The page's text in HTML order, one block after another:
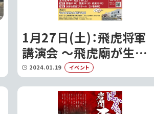
1月27日(土)：飛虎将軍
講演会 ～飛虎廟が生んだ
台湾との交流～を開催｜
笠間市
2024.01.19 イベント